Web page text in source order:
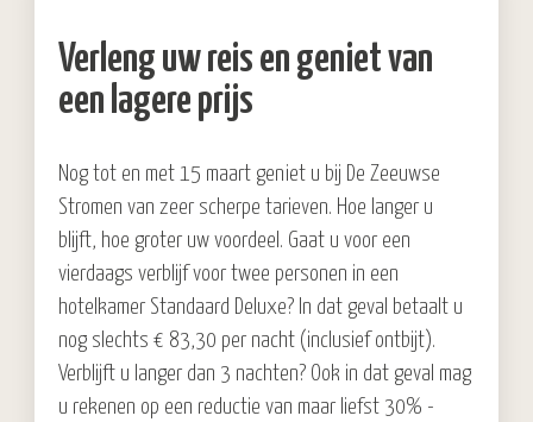
Verleng uw reis en geniet van
een lagere prijs
Nog tot en met 15 maart geniet u bij De Zeeuwse
Stromen van zeer scherpe tarieven. Hoe langer u
blijft, hoe groter uw voordeel. Gaat u voor een
vierdaags verblijf voor twee personen in een
hotelkamer Standaard Deluxe? In dat geval betaalt u
nog slechts € 83,30 per nacht (inclusief ontbijt).
Verblijft u langer dan 3 nachten? Ook in dat geval mag
u rekenen op een reductie van maar liefst 30% -